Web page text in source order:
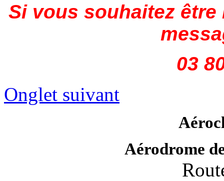
Si vous souhaitez
03
Onglet suivant
Aérodrome